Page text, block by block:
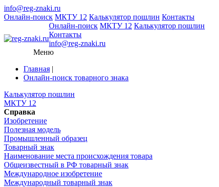
info@reg-znaki.ru
Онлайн-поиск МКТУ 12 Калькулятор пошлин Контакты
Онлайн-поиск МКТУ 12 Калькулятор пошлин
Контакты
info@reg-znaki.ru
Меню
Главная |
Онлайн-поиск товарного знака
Калькулятор пошлин
МКТУ 12
Справка
Изобретение
Полезная модель
Промышленный образец
Товарный знак
Наименование места происхождения товара
Общеизвестный в РФ товарный знак
Международное изобретение
Международный товарный знак